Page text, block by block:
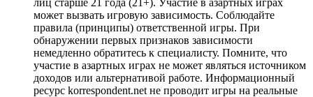
может вызвать игровую зависимость. Соблюдайте
правила (принципы) ответственной игры. При
обнаружении первых признаков зависимости
немедленно обратитесь к специалисту. Помните, что
участие в азартных играх не может являться источником
доходов или альтернативой работе. Информационный
ресурс korrespondent.net не проводит игры на реальные